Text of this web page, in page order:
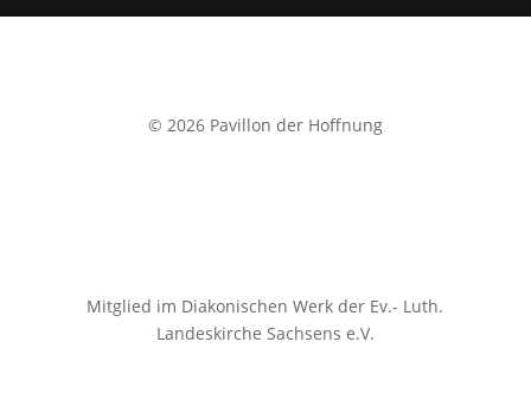
© 2026 Pavillon der Hoffnung
Mitglied im Diakonischen Werk der Ev.- Luth.
Landeskirche Sachsens e.V.